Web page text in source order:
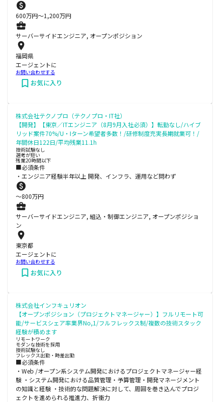
600万円〜1,200万円
サーバーサイドエンジニア, オープンポジション
福岡県
エージェントに
お問い合わせする
お気に入り
株式会社テクノプロ（テクノプロ・IT社）
【開発】【東京／ITエンジニア（8月9月入社必須）】転勤なし/ハイブ
リッド案件70%/U・Iターン希望者多数！/研修制度充実長期就業可！/
年間休日122日/平均残業11.1h
技術試験なし
選考が短い
残業20時間以下
■必須条件
・エンジニア経験半年以上 開発、インフラ、運用など問わず
〜800万円
サーバーサイドエンジニア, 組込・制御エンジニア, オープンポジショ
ン
東京都
エージェントに
お問い合わせする
お気に入り
株式会社インフキュリオン
【オープンポジション（プロジェクトマネージャー）】フルリモート可
能/サービスシェア率業界No,1/フルフレックス制/複数の技術スタック
経験が積めます
リモートワーク
モダンな技術を採用
技術試験なし
フレックス出勤・時差出勤
■必須条件
・Web /オープン系システム開発におけるプロジェクトマネージャー経
験 ・システム開発における品質管理・予算管理・開発マネージメント
の知識と経験 ・技術的な問題解決に対して、周囲を巻き込んでプロジ
ェクトを進められる推進力、折衝力